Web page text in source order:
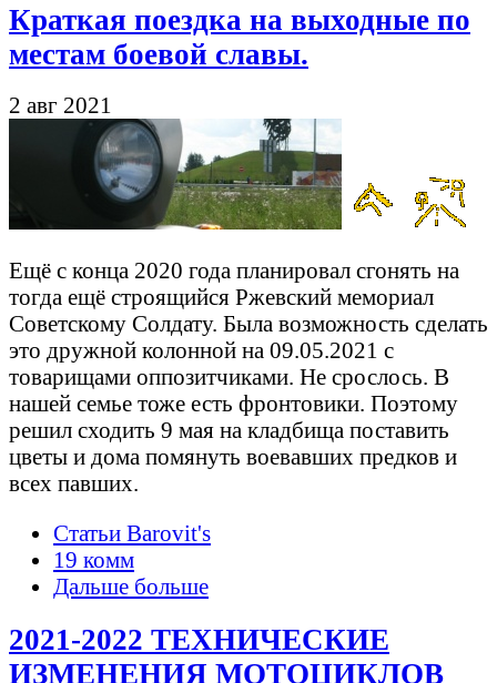
Краткая поездка на выходные по
местам боевой славы.
2 авг 2021
Ещё с конца 2020 года планировал сгонять на
тогда ещё строящийся Ржевский мемориал
Советскому Солдату. Была возможность сделать
это дружной колонной на 09.05.2021 с
товарищами оппозитчиками. Не срослось. В
нашей семье тоже есть фронтовики. Поэтому
решил сходить 9 мая на кладбища поставить
цветы и дома помянуть воевавших предков и
всех павших.
Статьи Barovit's
19 комм
Дальше больше
2021-2022 ТЕХНИЧЕСКИЕ
ИЗМЕНЕНИЯ МОТОЦИКЛОВ